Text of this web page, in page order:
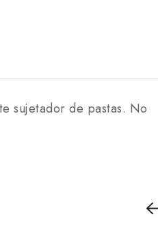
sujetador de pastas. No